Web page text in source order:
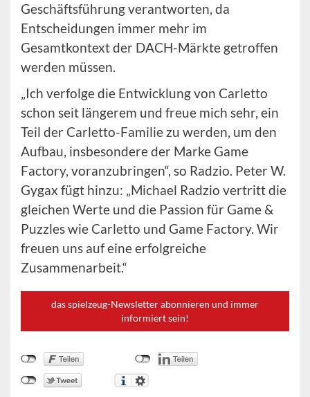
Geschäftsführung verantworten, da
Entscheidungen immer mehr im
Gesamtkontext der DACH-Märkte getroffen
werden müssen.
„Ich verfolge die Entwicklung von Carletto
schon seit längerem und freue mich sehr, ein
Teil der Carletto-Familie zu werden, um den
Aufbau, insbesondere der Marke Game
Factory, voranzubringen“, so Radzio. Peter W.
Gygax fügt hinzu: „Michael Radzio vertritt die
gleichen Werte und die Passion für Game &
Puzzles wie Carletto und Game Factory. Wir
freuen uns auf eine erfolgreiche
Zusammenarbeit.“
das spielzeug-Newsletter abonnieren und immer
informiert sein!